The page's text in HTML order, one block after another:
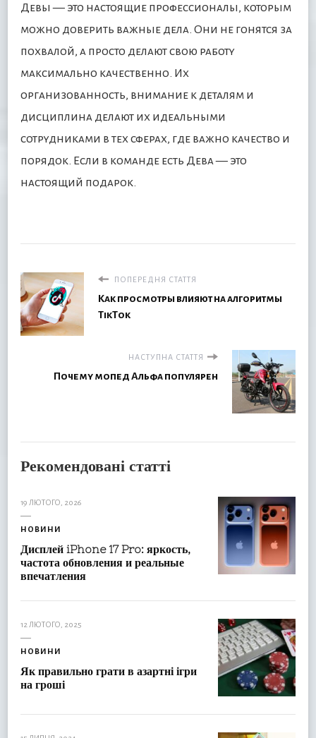
Девы — это настоящие профессионалы, которым
можно доверить важные дела. Они не гонятся за
похвалой, а просто делают свою работу
максимально качественно. Их
организованность, внимание к деталям и
дисциплина делают их идеальными
сотрудниками в тех сферах, где важно качество и
порядок. Если в команде есть Дева — это
настоящий подарок.
ПОПЕРЕДНЯ СТАТТЯ
Как просмотры влияют на алгоритмы
TikTok
НАСТУПНА СТАТТЯ
Почему мопед Альфа популярен
Рекомендовані статті
19 ЛЮТОГО, 2026
НОВИНИ
Дисплей iPhone 17 Pro: яркость,
частота обновления и реальные
впечатления
12 ЛЮТОГО, 2025
НОВИНИ
Як правильно грати в азартні ігри
на гроші